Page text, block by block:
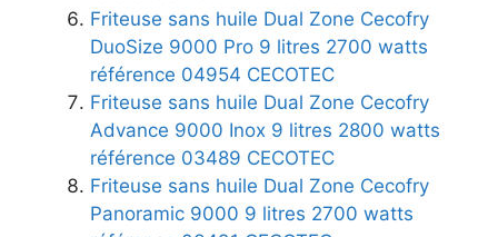
Friteuse sans huile Dual Zone Cecofry
DuoSize 9000 Pro 9 litres 2700 watts
référence 04954 CECOTEC
Friteuse sans huile Dual Zone Cecofry
Advance 9000 Inox 9 litres 2800 watts
référence 03489 CECOTEC
Friteuse sans huile Dual Zone Cecofry
Panoramic 9000 9 litres 2700 watts